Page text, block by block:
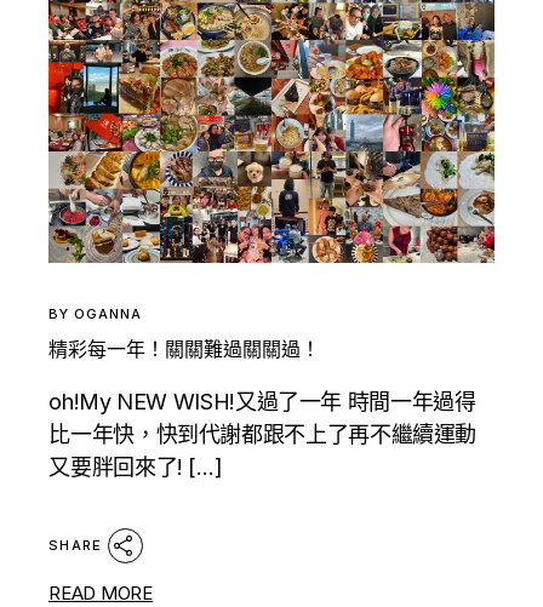
BY OGANNA
精彩每一年！關關難過關關過！
oh!My NEW WISH!又過了一年 時間一年過得
比一年快，快到代謝都跟不上了再不繼續運動
又要胖回來了! […]
SHARE
READ MORE